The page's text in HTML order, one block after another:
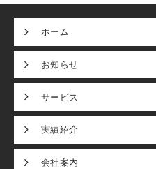
ホーム
お知らせ
サービス
実績紹介
会社案内